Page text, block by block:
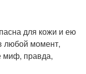
для кожи и ею
любой момент,
миф, правда,